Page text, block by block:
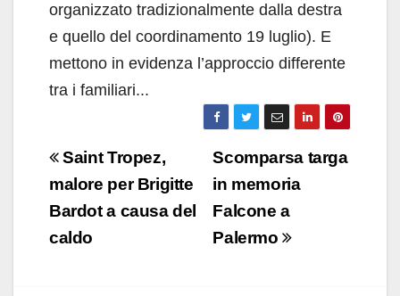
organizzato tradizionalmente dalla destra
e quello del coordinamento 19 luglio). E
mettono in evidenza l’approccio differente
tra i familiari...
Navigazione
articoli
Scomparsa targa
in memoria
Falcone a
Palermo
Saint Tropez,
malore per Brigitte
Bardot a causa del
caldo